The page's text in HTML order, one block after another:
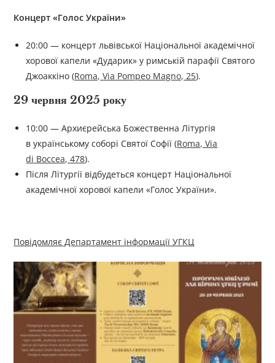
Концерт «Голос України»
20:00 — концерт львівської Національної академічної
хорової капели «Дударик» у римській парафії Святого
Джоаккіно (Roma, Via Pompeo Magno, 25).
29 червня 2025 року
10:00 — Архиєрейська Божественна Літургія
в українському cоборі Святої Софії (Roma, Via
di Boccea, 478).
Після Літургії відбудеться концерт Національної
академічної хорової капели «Голос України».
Повідомляє Департамент інформації УГКЦ